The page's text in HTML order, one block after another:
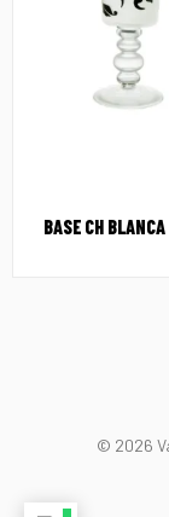
BASE CH
© 2026